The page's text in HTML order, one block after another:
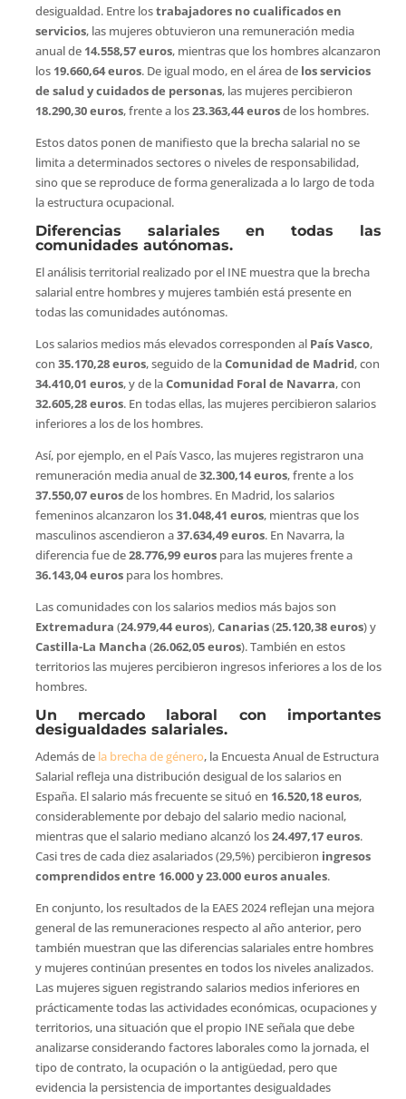
desigualdad. Entre lostrabajadores no cualificados en
servicios, las mujeres obtuvieron una remuneración media
anual de 14.558,57 euros, mientras que los hombres alcanzaron
los 19.660,64 euros. De igual modo, en el área de los servicios
de salud y cuidados de personas, las mujeres percibieron
18.290,30 euros, frente a los23.363,44 eurosde los hombres.
Estos datos ponen de manifiesto que la brecha salarial no se
limita a determinados sectores o niveles de responsabilidad,
sino que se reproduce de forma generalizada a lo largo de toda
la estructura ocupacional.
Diferencias salariales en todas las
comunidades autónomas.
El análisis territorial realizado por el INE muestra que la brecha
salarial entre hombres y mujeres también está presente en
todas las comunidades autónomas.
Los salarios medios más elevados corresponden al País Vasco,
con 35.170,28 euros, seguido de laComunidad de Madrid, con
34.410,01 euros, y de laComunidad Foral de Navarra, con
32.605,28 euros. En todas ellas, las mujeres percibieron salarios
inferiores a los de los hombres.
Así, por ejemplo, en el País Vasco, las mujeres registraron una
remuneración media anual de32.300,14 euros, frente a los
37.550,07 eurosde los hombres. En Madrid, los salarios
femeninos alcanzaron los31.048,41 euros, mientras que los
masculinos ascendieron a37.634,49 euros. En Navarra, la
diferencia fue de28.776,99 eurospara las mujeres frente a
36.143,04 eurospara los hombres.
Las comunidades con los salarios medios más bajos son
Extremadura (24.979,44 euros),Canarias(25.120,38 euros) y
Castilla-La Mancha (26.062,05 euros). También en estos
territorios las mujeres percibieron ingresos inferiores a los de los
hombres.
Un mercado laboral con importantes
desigualdades salariales.
Además de la brecha de género, la Encuesta Anual de Estructura
Salarial refleja una distribución desigual de los salarios en
España. El salario más frecuente se situó en 16.520,18 euros,
considerablemente por debajo del salario medio nacional,
mientras que el salario mediano alcanzó los24.497,17 euros.
Casi tres de cada diez asalariados (29,5%) percibieron ingresos
comprendidos entre 16.000 y 23.000 euros anuales.
En conjunto, los resultados de la EAES 2024 reflejan una mejora
general de las remuneraciones respecto al año anterior, pero
también muestran que las diferencias salariales entre hombres
y mujeres continúan presentes en todos los niveles analizados.
Las mujeres siguen registrando salarios medios inferiores en
prácticamente todas las actividades económicas, ocupaciones y
territorios, una situación que el propio INE señala que debe
analizarse considerando factores laborales como la jornada, el
tipo de contrato, la ocupación o la antigüedad, pero que
evidencia la persistencia de importantes desigualdades